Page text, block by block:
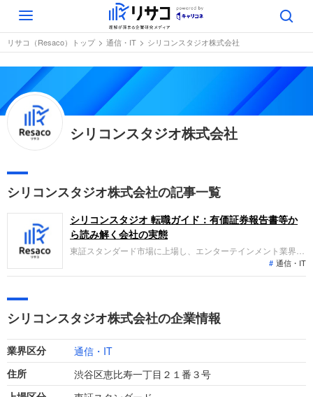
Toggle
navigation
リサコ（Resaco）トップ 通信・IT シリコンスタジオ株式会社
シリコンスタジオ株式会社
シリコンスタジオ株式会社の記事一覧
シリコンスタジオ 転職ガイド：有価証券報告書等か
ら読み解く会社の実態
東証スタンダード市場に上場し、エンターテインメント業界向
けのデジタルコンテンツ開発支援と人材事業を展開していま
す。2025年11月期より連結決算から単体決算へ移行しました
ています。
通信・IT
シリコンスタジオ株式会社の企業情報
業界区分 通信・IT
住所 渋谷区恵比寿一丁目２１番３号